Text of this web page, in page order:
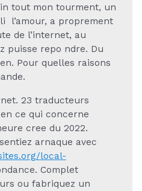
tout mon tourment, un
l’amour, a proprement
de l’internet, au
puisse repo ndre. Du
Pour quelles raisons
23 traducteurs
ce qui concerne
cree du 2022.
arnaque avec
local-
Complet
ou fabriquez un